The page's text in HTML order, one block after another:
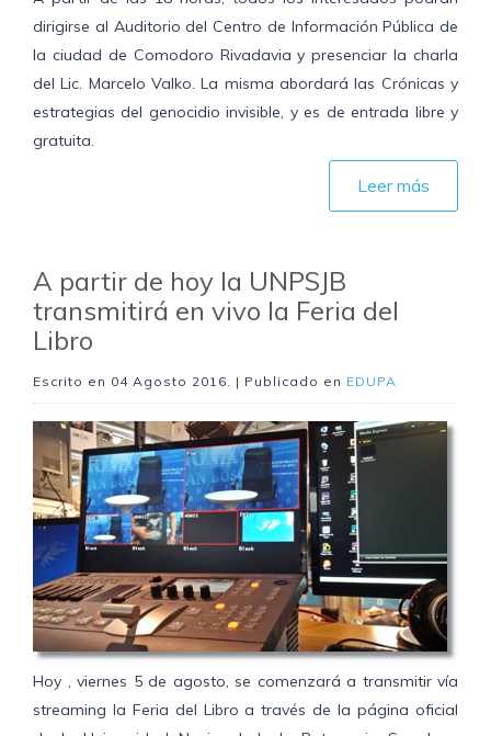
dirigirse al Auditorio del Centro de Información Pública de
la ciudad de Comodoro Rivadavia y presenciar la charla
del Lic. Marcelo Valko. La misma abordará las Crónicas y
estrategias del genocidio invisible, y es de entrada libre y
gratuita.
Leer más
A partir de hoy la UNPSJB
transmitirá en vivo la Feria del
Libro
Escrito en 04 Agosto 2016. | Publicado en EDUPA
Hoy , viernes 5 de agosto, se comenzará a transmitir vía
streaming la Feria del Libro a través de la página oficial